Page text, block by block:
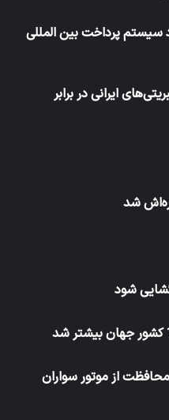
سیستم پرداخت بین المللی
ایرانی در برابر
شد
شود
از موتور سواران